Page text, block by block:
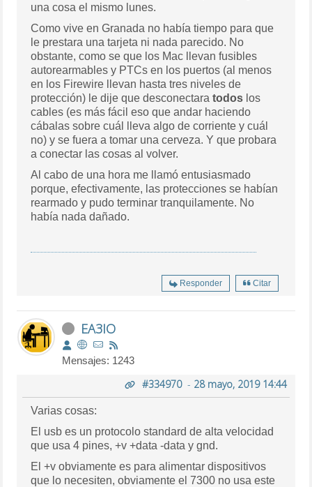
una cosa el mismo lunes.
Como vive en Granada no había tiempo para que
le prestara una tarjeta ni nada parecido. No
obstante, como se que los Mac llevan fusibles
autorearmables y PTCs en los puertos (al menos
en los Firewire llevan hasta tres niveles de
protección) le dije que desconectaratodos los
cables (es más fácil eso que andar haciendo
cábalas sobre cuál lleva algo de corriente y cuál
no) y se fuera a tomar una cerveza. Y que probara
a conectar las cosas al volver.
Al cabo de una hora me llamó entusiasmado
porque, efectivamente, las protecciones se habían
rearmado y pudo terminar tranquilamente. No
había nada dañado.
Responder Citar
EA3IO
Mensajes: 1243
#334970- 28 mayo, 2019 14:44
Varias cosas:
El usb es un protocolo standard de alta velocidad
que usa 4 pines, +v +data -data y gnd.
El +v obviamente es para alimentar dispositivos
que lo necesiten, obviamente el 7300 no usa este